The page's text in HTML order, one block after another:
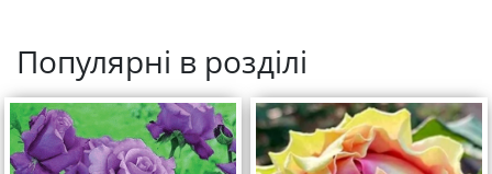
Популярні в розділі